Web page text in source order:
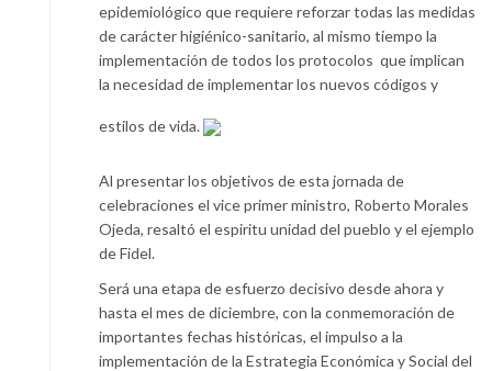
epidemiológico que requiere reforzar todas las medidas
de carácter higiénico-sanitario, al mismo tiempo la
implementación de todos los protocolos que implican
la necesidad de implementar los nuevos códigos y
estilos de vida.
Al presentar los objetivos de esta jornada de
celebraciones el vice primer ministro, Roberto Morales
Ojeda, resaltó el espiritu unidad del pueblo y el ejemplo
de Fidel.
Será una etapa de esfuerzo decisivo desde ahora y
hasta el mes de diciembre, con la conmemoración de
importantes fechas históricas, el impulso a la
implementación de la Estrategia Económica y Social del